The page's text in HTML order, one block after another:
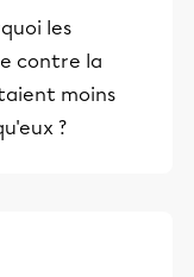
les
contre la
moins
?